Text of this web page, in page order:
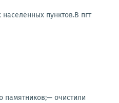
пунктов.В пгт
памятников;— очистили